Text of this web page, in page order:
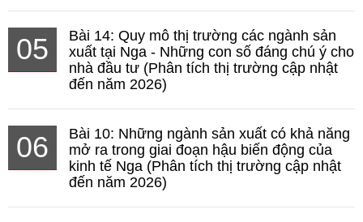
05
Bài 14: Quy mô thị trường các ngành sản
xuất tại Nga - Những con số đáng chú ý cho
nhà đầu tư (Phân tích thị trường cập nhật
đến năm 2026)
06
Bài 10: Những ngành sản xuất có khả năng
mở ra trong giai đoạn hậu biến động của
kinh tế Nga (Phân tích thị trường cập nhật
đến năm 2026)